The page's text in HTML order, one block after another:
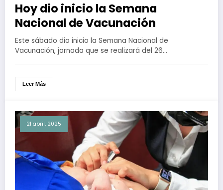
Hoy dio inicio la Semana
Nacional de Vacunación
Este sábado dio inicio la Semana Nacional de
Vacunación, jornada que se realizará del 26…
Leer Más
21 abril, 2025